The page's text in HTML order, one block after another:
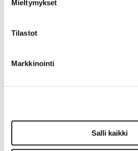
Mieltymykset
Tilastot
Markkinointi
Salli kaikki
Uimatasot
Keulatasot
Hankaimet